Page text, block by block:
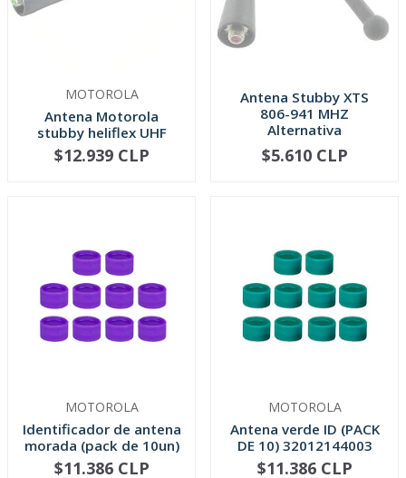
MOTOROLA
Antena Motorola
stubby heliflex UHF
470-520 MHz
NO DISPONIBLE
$12.939 CLP
Antena Stubby XTS
806-941 MHZ
Alternativa
NO DISPONIBLE
$5.610 CLP
MOTOROLA
Identificador de antena
morada (pack de 10un)
$11.386 CLP
MOTOROLA
Antena verde ID (PACK
DE 10) 32012144003
$11.386 CLP